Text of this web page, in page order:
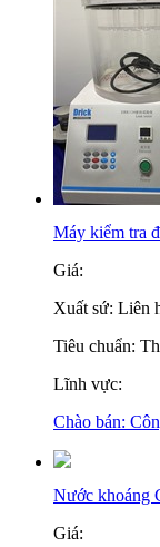
Máy kiểm tra
Giá:
Xuất sứ: Liên
Tiêu chuẩn:
Lĩnh vực:
Chào bán:
Nước khoáng
Giá: